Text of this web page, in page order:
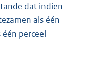
dat indien
als één
perceel